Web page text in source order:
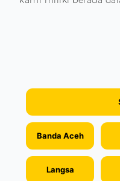
Banda Aceh
Langsa